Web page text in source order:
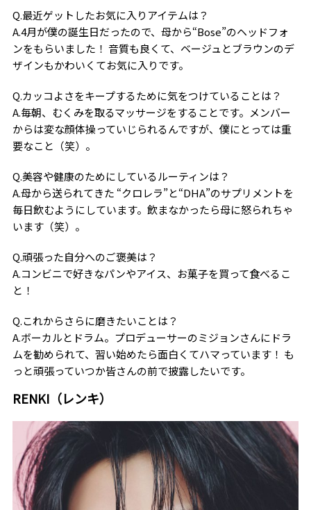
Q.最近ゲットしたお気に入りアイテムは？
A.4月が僕の誕生日だったので、母から“Bose”のヘッドフォ
ンをもらいました！ 音質も良くて、ベージュとブラウンのデ
ザインもかわいくてお気に入りです。
Q.カッコよさをキープするために気をつけていることは？
A.毎朝、むくみを取るマッサージをすることです。メンバー
からは変な顔体操っていじられるんですが、僕にとっては重
要なこと（笑）。
Q.美容や健康のためにしているルーティンは？
A.母から送られてきた “クロレラ”と“DHA”のサプリメントを
毎日飲むようにしています。飲まなかったら母に怒られちゃ
います（笑）。
Q.頑張った自分へのご褒美は？
A.コンビニで好きなパンやアイス、お菓子を買って食べるこ
と！
Q.これからさらに磨きたいことは？
A.ボーカルとドラム。プロデューサーのミジョンさんにドラ
ムを勧められて、習い始めたら面白くてハマっています！ も
っと頑張っていつか皆さんの前で披露したいです。
RENKI（レンキ）